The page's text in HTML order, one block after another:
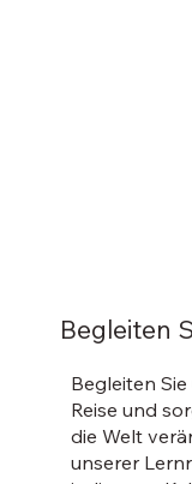
Begleiten
Reise und
die Welt
unserer
Begleiten